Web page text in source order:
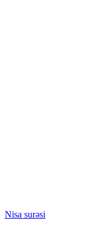
Nisa surəsi